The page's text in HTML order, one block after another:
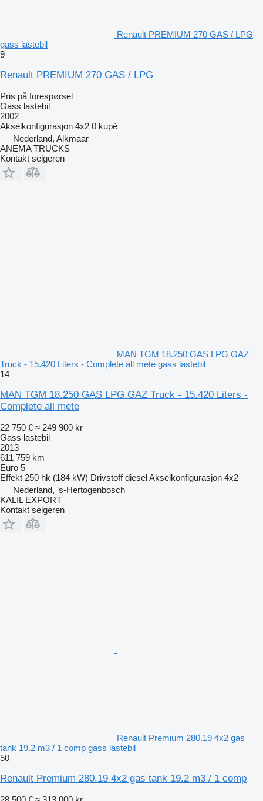
Renault PREMIUM 270 GAS / LPG
gass lastebil
9
Renault PREMIUM 270 GAS / LPG
Pris på forespørsel
Gass lastebil
2002
Akselkonfigurasjon 4x2 0 kupé
Nederland, Alkmaar
ANEMA TRUCKS
Kontakt selgeren
MAN TGM 18.250 GAS LPG GAZ
Truck - 15.420 Liters - Complete all mete gass lastebil
14
MAN TGM 18.250 GAS LPG GAZ Truck - 15.420 Liters -
Complete all mete
22 750 € ≈ 249 900 kr
Gass lastebil
2013
611 759 km
Euro 5
Effekt 250 hk (184 kW) Drivstoff dieselAkselkonfigurasjon 4x2
Nederland, 's-Hertogenbosch
KALIL EXPORT
Kontakt selgeren
Renault Premium 280.19 4x2 gas
tank 19.2 m3 / 1 comp gass lastebil
50
Renault Premium 280.19 4x2 gas tank 19.2 m3 / 1 comp